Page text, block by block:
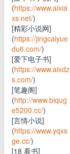
(https://www.aixia
xs.net/)
[精彩小说网]
(https://jingcaiyue
du6.com/)
[爱下电子书]
(https://www.aixdz
s.com/)
[笔趣阁]
(http://www.biqug
e5200.cc/)
[言情小说]
(https://www.yqxs
ge.cc/)
[18 看书]